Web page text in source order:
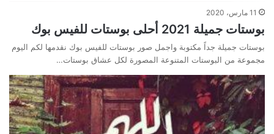
11 مارس، 2020
بوستات جميلة 2021 أحلى بوستات للفيس بوك
بوستات جميلة جداً مكتوبة واجمل صور بوستات للفيس بوك نقدمها لكم اليوم
مجموعة من البوستات المتنوعة المصورة لكل عشاق بوستات…